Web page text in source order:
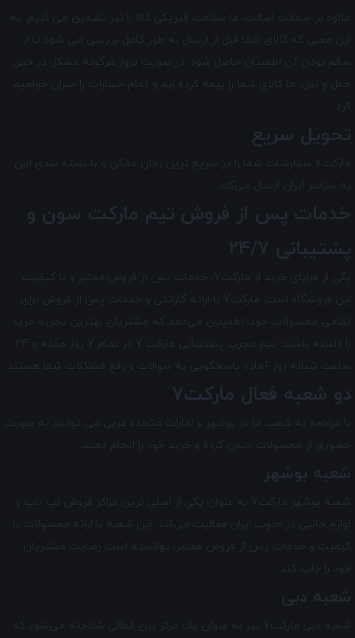
علاوه بر ضمانت اصالت، ما سلامت فیزیکی کالا را نیز تضمین می‌ کنیم. به
این معنی که کالای شما قبل از ارسال به طور کامل بررسی می شود تا از
سالم بودن آن اطمینان حاصل شود. در صورت بروز هرگونه مشکل در حین
حمل و نقل، ما کالای شما را بیمه کرده ایم و تمام خسارات را جبران خواهیم
کرد.
تحویل سریع
مارکت7 سفارشات شما را در سریع ترین زمان ممکن و با بسته بندی امن
به سراسر ایران ارسال می‌کند.
خدمات پس از فروش تیم مارکت سون و
پشتیبانی 24/7
یکی از مزایای خرید از مارکت7، خدمات پس از فروش معتبر و با کیفیت
این فروشگاه است. مارکت7 با ارائه گارانتی و خدمات پس از فروش برای
تمامی محصولات خود، اطمینان می‌دهد که مشتریان بهترین تجربه خرید
را داشته باشند. تیم مجرب پشتیبانی مارکت 7 در تمام 7 روز هفته و 24
ساعت شبانه ‌روز آماده پاسخگویی به سوالات و رفع مشکلات شما هستند.
دو شعبه فعال مارکت7
با مراجعه به شعب ما در بوشهر و امارات متحده عربی می توانید به صورت
حضوری از محصولات دیدن کرده و خرید خود را انجام دهید.
شعبه بوشهر
شعبه بوشهر مارکت7 به عنوان یکی از اصلی ترین مراکز فروش لپ تاپ و
لوازم جانبی در جنوب ایران فعالیت می‌کند. این شعبه با ارائه محصولات با
کیفیت و خدمات پس از فروش معتبر، توانسته است رضایت مشتریان
خود را جلب کند.
شعبه دبی
شعبه دبی مارکت7 نیز به عنوان یک مرکز بین‌ المللی شناخته می‌شود که